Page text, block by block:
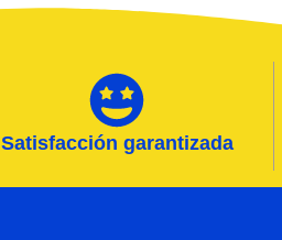
Satisfacción garantizada